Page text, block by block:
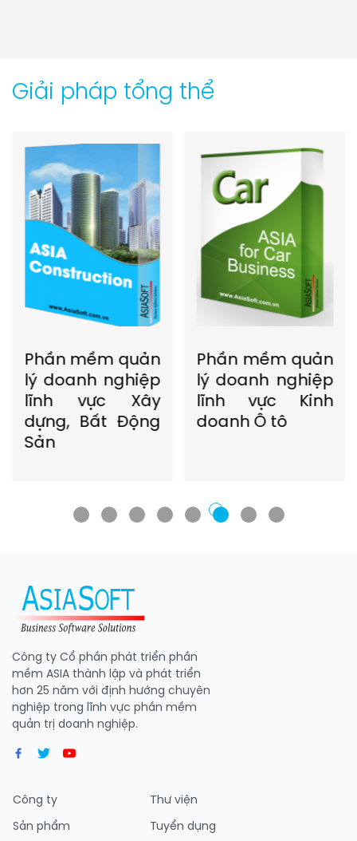
Giải pháp tổng thể
Phần mềm quản
lý doanh nghiệp
lĩnh vực Xây
dựng, Bất Động
Sản
Phần mềm quản
lý doanh nghiệp
lĩnh vực Kinh
doanh Ô tô
Công ty Cổ phần phát triển phần
mềm ASIA thành lập và phát triển
hơn 25 năm với định hướng chuyên
nghiệp trong lĩnh vực phần mềm
quản trị doanh nghiệp.
Công ty
Sản phẩm
Thư viện
Tuyển dụng